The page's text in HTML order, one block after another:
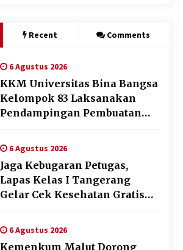
Recent Comments
6 Agustus 2026
KKM Universitas Bina Bangsa
Kelompok 83 Laksanakan
Pendampingan Pembuatan
Memperkuat Pemasaran
UMKM di Desa Cempaka
6 Agustus 2026
Jaga Kebugaran Petugas,
Lapas Kelas I Tangerang
Gelar Cek Kesehatan Gratis
6 Agustus 2026
Kemenkum Malut Dorong